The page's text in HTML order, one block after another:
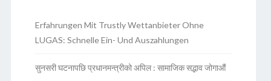
Erfahrungen Mit Trustly Wettanbieter Ohne
LUGAS: Schnelle Ein- Und Auszahlungen
सुनसरी घटनापछि प्रधानमन्त्रीको अपिल : सामाजिक सद्भाव जोगाऔं